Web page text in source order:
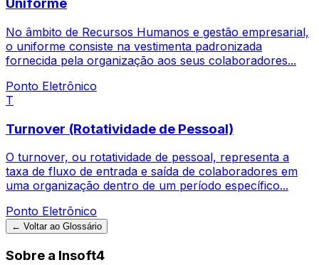
Uniforme
No âmbito de Recursos Humanos e gestão empresarial,
o uniforme consiste na vestimenta padronizada
fornecida pela organização aos seus colaboradores...
Ponto Eletrônico
T
Turnover (Rotatividade de Pessoal)
O turnover, ou rotatividade de pessoal, representa a
taxa de fluxo de entrada e saída de colaboradores em
uma organização dentro de um período específico...
Ponto Eletrônico
← Voltar ao Glossário
Sobre a Insoft4